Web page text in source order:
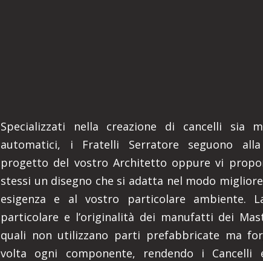
Specializzati nella creazione di cancelli sia
automatici, i Fratelli Serratore seguono
progetto del vostro Architetto oppure vi
stessi un disegno che si adatta nel modo
esigenza e al vostro particolare ambiente.
particolare e l’originalità dei manufatti dei
quali non utilizzano parti prefabbricate ma
volta ogni componente, rendendo i Cancelli